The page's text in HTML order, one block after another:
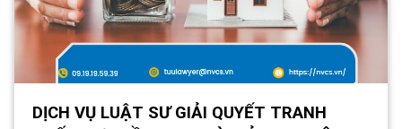
DỊCH VỤ LUẬT SƯ GIẢI QUYẾT TRANH